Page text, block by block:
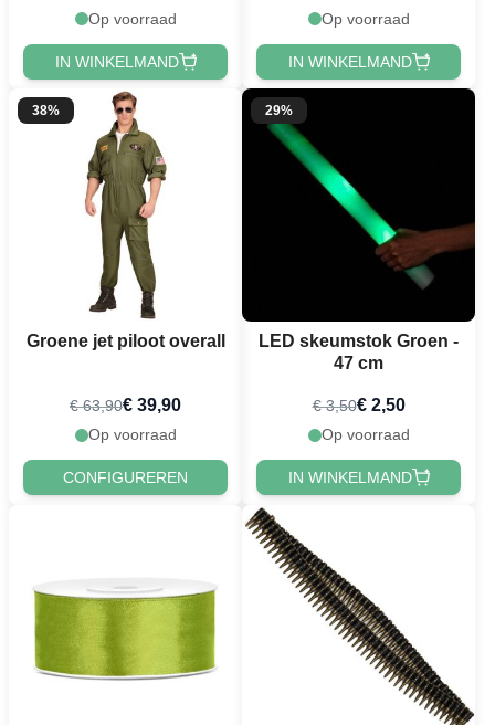
Op voorraad
IN WINKELMAND
Op voorraad
IN WINKELMAND
38%
Groene jet piloot overall
€ 63,90€ 39,90
Op voorraad
CONFIGUREREN
29%
LED skeumstok Groen -
47 cm
€ 3,50€ 2,50
Op voorraad
IN WINKELMAND